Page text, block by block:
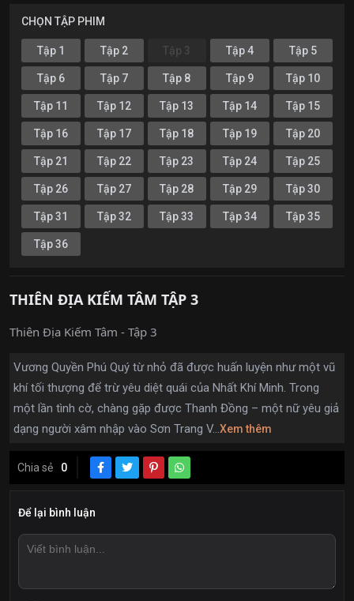
CHỌN TẬP PHIM
Tập 1 Tập 2 Tập 3 Tập 4 Tập 5
Tập 6 Tập 7 Tập 8 Tập 9 Tập 10
Tập 11 Tập 12 Tập 13 Tập 14 Tập 15
Tập 16 Tập 17 Tập 18 Tập 19 Tập 20
Tập 21 Tập 22 Tập 23 Tập 24 Tập 25
Tập 26 Tập 27 Tập 28 Tập 29 Tập 30
Tập 31 Tập 32 Tập 33 Tập 34 Tập 35
Tập 36
THIÊN ĐỊA KIẾM TÂM TẬP 3
Thiên Địa Kiếm Tâm - Tập 3
Vương Quyền Phú Quý từ nhỏ đã được huấn luyện như một vũ
khí tối thượng để trừ yêu diệt quái của Nhất Khí Minh. Trong
một lần tình cờ, chàng gặp được Thanh Đồng – một nữ yêu giả
dạng người xâm nhập vào Sơn Trang V...Xem thêm
Chia sẻ 0
Để lại bình luận